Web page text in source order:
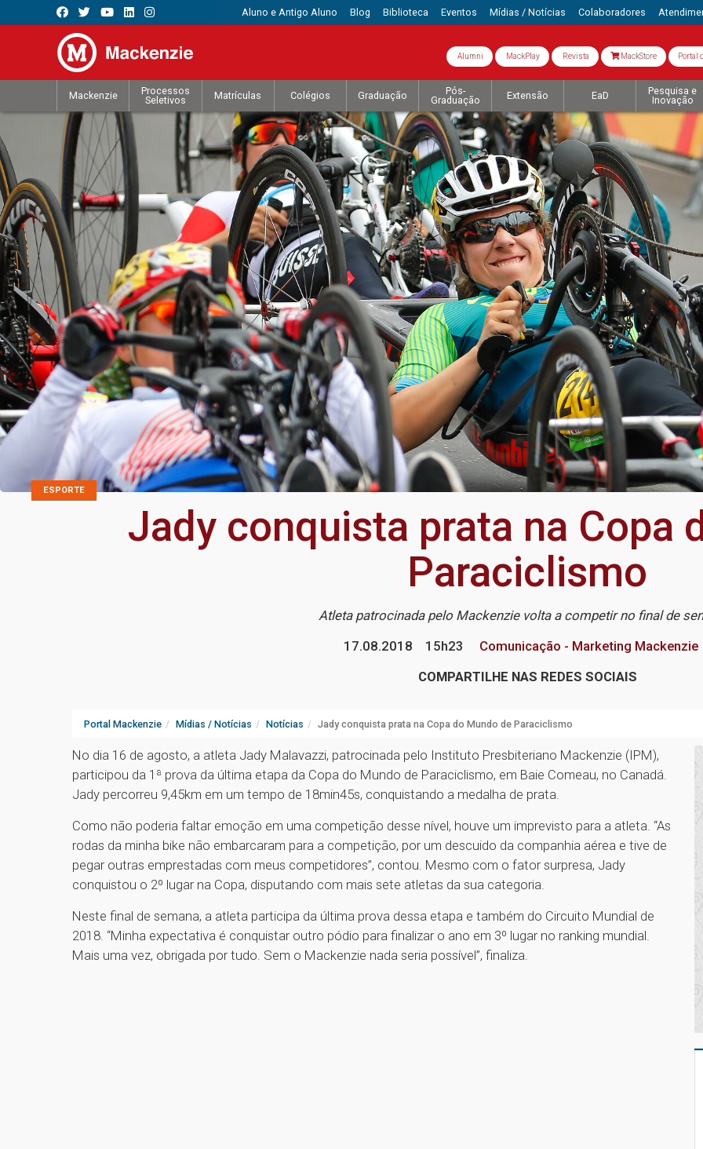
Aluno e Antigo Aluno Blog Biblioteca Eventos Mídias / Notícias Colaboradores
Alumni MackPlay Revista MackStore Portal
Mackenzie
Processos
Seletivos
Matrículas Colégios Graduação
Pós-
Graduação
Extensão EaD
Pesquisa e
Inovação
ESPORTE
Jady conquista prata na Copa
Paraciclismo
Atleta patrocinada pelo Mackenzie volta a competir no final de
17.08.2018
15h23
Comunicação - Marketing Mackenzie
COMPARTILHE NAS REDES SOCIAIS
Portal Mackenzie Mídias / Notícias Notícias Jady conquista prata na Copa do Mundo de Paraciclismo
No dia 16 de agosto, a atleta Jady Malavazzi, patrocinada pelo Instituto Presbiteriano Mackenzie (IPM),
participou da 1ª prova da última etapa da Copa do Mundo de Paraciclismo, em Baie Comeau, no Canadá.
Jady percorreu 9,45km em um tempo de 18min45s, conquistando a medalha de prata.
Como não poderia faltar emoção em uma competição desse nível, houve um imprevisto para a atleta. “As
rodas da minha bike não embarcaram para a competição, por um descuido da companhia aérea e tive de
pegar outras emprestadas com meus competidores”, contou. Mesmo com o fator surpresa, Jady
conquistou o 2º lugar na Copa, disputando com mais sete atletas da sua categoria.
Neste final de semana, a atleta participa da última prova dessa etapa e também do Circuito Mundial de
2018. “Minha expectativa é conquistar outro pódio para finalizar o ano em 3º lugar no ranking mundial.
Mais uma vez, obrigada por tudo. Sem o Mackenzie nada seria possível”, finaliza.